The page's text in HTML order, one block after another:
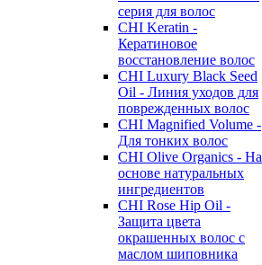
серия для волос
CHI Keratin -
Кератиновое
восстановление волос
CHI Luxury Black Seed
Oil - Линия уходов для
поврежденных волос
CHI Magnified Volume -
Для тонких волос
CHI Olive Organics - На
основе натуральных
ингредиентов
CHI Rose Hip Oil -
Защита цвета
окрашенных волос с
маслом шиповника